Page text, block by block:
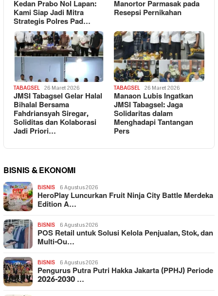
Kedan Prabo Nol Lapan:
Kami Siap Jadi Mitra
Strategis Polres Pad…
Manortor Parmasak pada
Resepsi Pernikahan
TABAGSEL 26 Maret 2026
JMSI Tabagsel Gelar Halal
Bihalal Bersama
Fahdriansyah Siregar,
Soliditas dan Kolaborasi
Jadi Priori…
TABAGSEL 26 Maret 2026
Manaon Lubis Ingatkan
JMSI Tabagsel: Jaga
Solidaritas dalam
Menghadapi Tantangan
Pers
BISNIS & EKONOMI
BISNIS 6 Agustus 2026
HeroPlay Luncurkan Fruit Ninja City Battle Merdeka
Edition A…
BISNIS 6 Agustus 2026
POS Retail untuk Solusi Kelola Penjualan, Stok, dan
Multi-Ou…
BISNIS 6 Agustus 2026
Pengurus Putra Putri Hakka Jakarta (PPHJ) Periode
2026-2030 …